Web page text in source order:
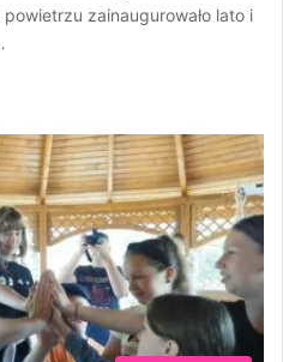
zainaugurowało lato i